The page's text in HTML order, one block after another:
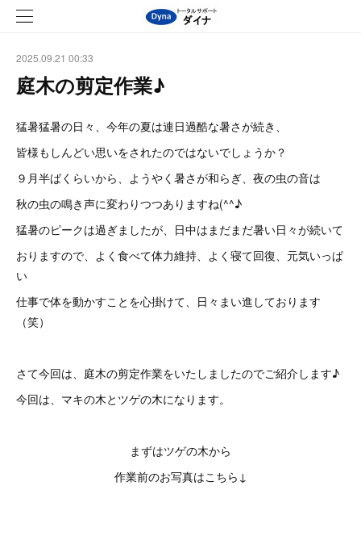
2025.09.21 00:33
庭木の剪定作業♪
猛暑猛暑の日々、今年の夏は連日過酷な暑さが続き、
皆様もしんどい思いをされたのではないでしょうか？
９月半ばくらいから、ようやく暑さが和らぎ、夜の虫の音は
秋の虫の鳴き声に変わりつつありますね(^^♪
猛暑のピークは過ぎましたが、日中はまだまだ暑い日々が続いて
おりますので、よく食べて体力維持、よく寝て回復、元気いっぱ
い
仕事で体を動かすことを心掛けて、日々まい進しております
（笑）
さて今回は、庭木の剪定作業をいたしましたのでご紹介します♪
今回は、マキの木とツゲの木になります。
まずはツゲの木から
作業前のお写真はこちら↓